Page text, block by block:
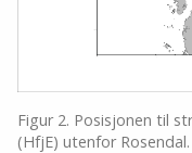
Figur 2. Posisjonen til
(HfjE) utenfor Rosendal.